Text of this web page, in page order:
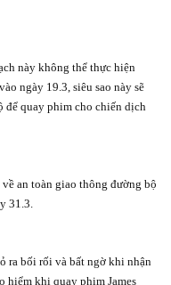
này không thể thực hiện
ngày 19.3, siêu sao này sẽ
để quay phim cho chiến dịch
an toàn giao thông đường bộ
31.3.
ra bối rối và bất ngờ khi nhận
hiểm khi quay phim James